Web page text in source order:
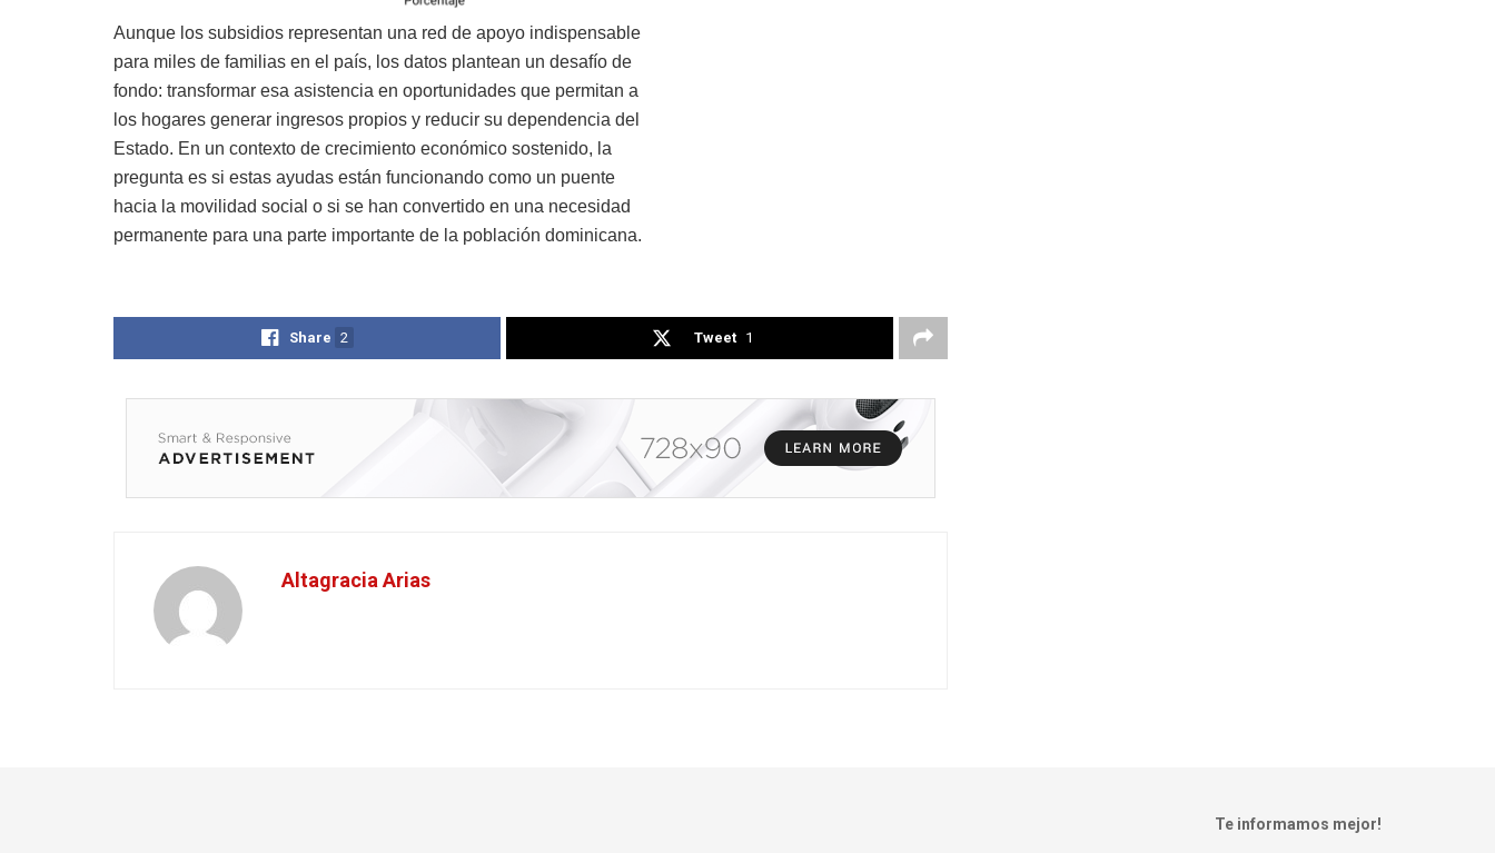
Aunque los subsidios representan una red de apoyo indispensable
para miles de familias en el país, los datos plantean un desafío de
fondo: transformar esa asistencia en oportunidades que permitan a
los hogares generar ingresos propios y reducir su dependencia del
Estado. En un contexto de crecimiento económico sostenido, la
pregunta es si estas ayudas están funcionando como un puente
hacia la movilidad social o si se han convertido en una necesidad
permanente para una parte importante de la población dominicana.
Share 2 Tweet 1
Altagracia Arias
Te informamos mejor!